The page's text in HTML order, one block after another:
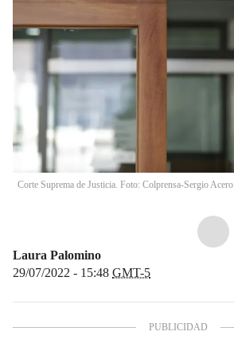
Corte Suprema de Justicia. Foto: Colprensa-Sergio Acero
Laura Palomino
29/07/2022 - 15:48 GMT-5